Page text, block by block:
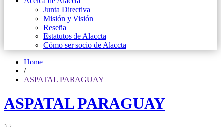
Junta Directiva
Misión y Visión
Reseña
Estatutos de Alaccta
Cómo ser socio de Alaccta
Home
/
ASPATAL PARAGUAY
ASPATAL PARAGUAY